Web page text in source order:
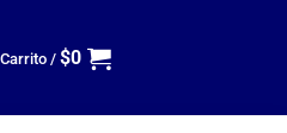
Carrito / $0